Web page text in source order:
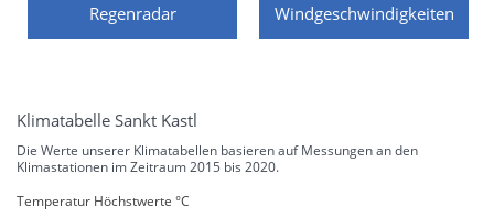
Regenradar Windgeschwindigkeiten
Klimatabelle Sankt Kastl
Die Werte unserer Klimatabellen basieren auf Messungen an den
Klimastationen im Zeitraum 2015 bis 2020.
Temperatur Höchstwerte °C